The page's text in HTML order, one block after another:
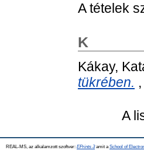
A tételek
K
Kákay,
tükrében.
A
REAL-MS, az alkalamzott szoftver: EPrints 3amit a School of